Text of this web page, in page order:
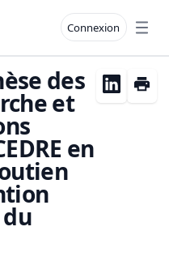
Connexion
des
et
en
du